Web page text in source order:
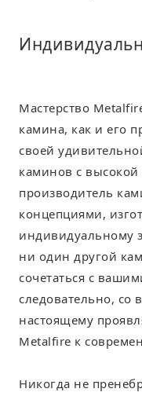
Мастерство
камина, как и его
своей
каминов с высокой
производитель
концепциями,
индивидуальному
ни один другой
сочетаться с
следовательно, со
настоящему
Metalfire к
Никогда не